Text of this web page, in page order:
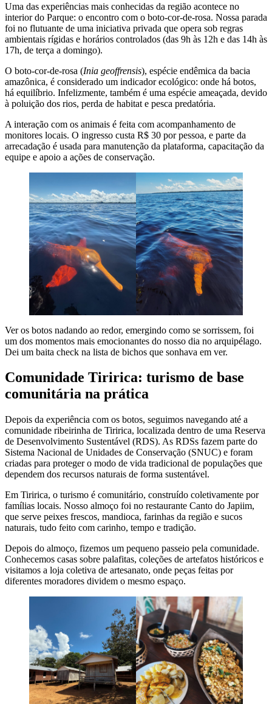
Uma das experiências mais conhecidas da região acontece no
interior do Parque: o encontro com o boto-cor-de-rosa. Nossa parada
foi no flutuante de uma iniciativa privada que opera sob regras
ambientais rígidas e horários controlados (das 9h às 12h e das 14h às
17h, de terça a domingo).
O boto-cor-de-rosa (Inia geoffrensis), espécie endêmica da bacia
amazônica, é considerado um indicador ecológico: onde há botos,
há equilíbrio. Infelizmente, também é uma espécie ameaçada, devido
à poluição dos rios, perda de habitat e pesca predatória.
A interação com os animais é feita com acompanhamento de
monitores locais. O ingresso custa R$ 30 por pessoa, e parte da
arrecadação é usada para manutenção da plataforma, capacitação da
equipe e apoio a ações de conservação.
Ver os botos nadando ao redor, emergindo como se sorrissem, foi
um dos momentos mais emocionantes do nosso dia no arquipélago.
Dei um baita check na lista de bichos que sonhava em ver.
Comunidade Tiririca: turismo de base
comunitária na prática
Depois da experiência com os botos, seguimos navegando até a
comunidade ribeirinha de Tiririca, localizada dentro de uma Reserva
de Desenvolvimento Sustentável (RDS). As RDSs fazem parte do
Sistema Nacional de Unidades de Conservação (SNUC) e foram
criadas para proteger o modo de vida tradicional de populações que
dependem dos recursos naturais de forma sustentável.
Em Tiririca, o turismo é comunitário, construído coletivamente por
famílias locais. Nosso almoço foi no restaurante Canto do Japiim,
que serve peixes frescos, mandioca, farinhas da região e sucos
naturais, tudo feito com carinho, tempo e tradição.
Depois do almoço, fizemos um pequeno passeio pela comunidade.
Conhecemos casas sobre palafitas, coleções de artefatos históricos e
visitamos a loja coletiva de artesanato, onde peças feitas por
diferentes moradores dividem o mesmo espaço.